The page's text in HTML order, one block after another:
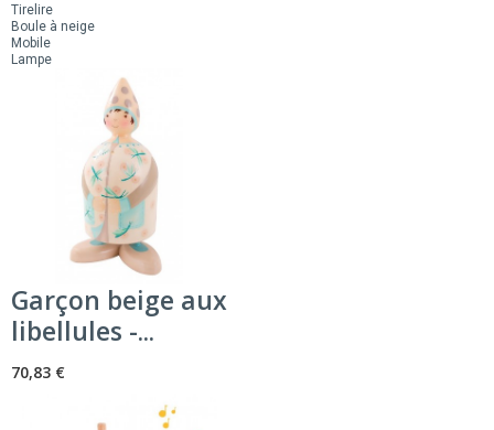
Tirelire
Boule à neige
Mobile
Lampe
Garçon beige aux
libellules -...
70,83 €